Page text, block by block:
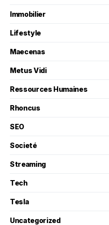
Immobilier
Lifestyle
Maecenas
Metus Vidi
Ressources Humaines
Rhoncus
SEO
Societé
Streaming
Tech
Tesla
Uncategorized